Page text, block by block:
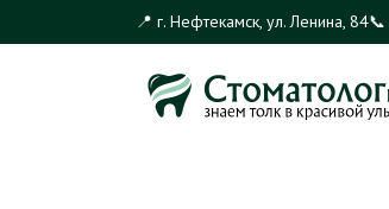
к
📍 г. Нефтекамск, ул. Ленина, 84